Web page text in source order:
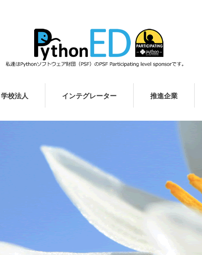
学校法人 インテグレーター 推進企業